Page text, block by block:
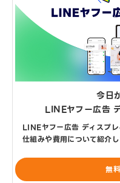
今日
LINEヤフー広告
LINEヤフー広告 ディスプレ
仕組みや費用について紹介し
無